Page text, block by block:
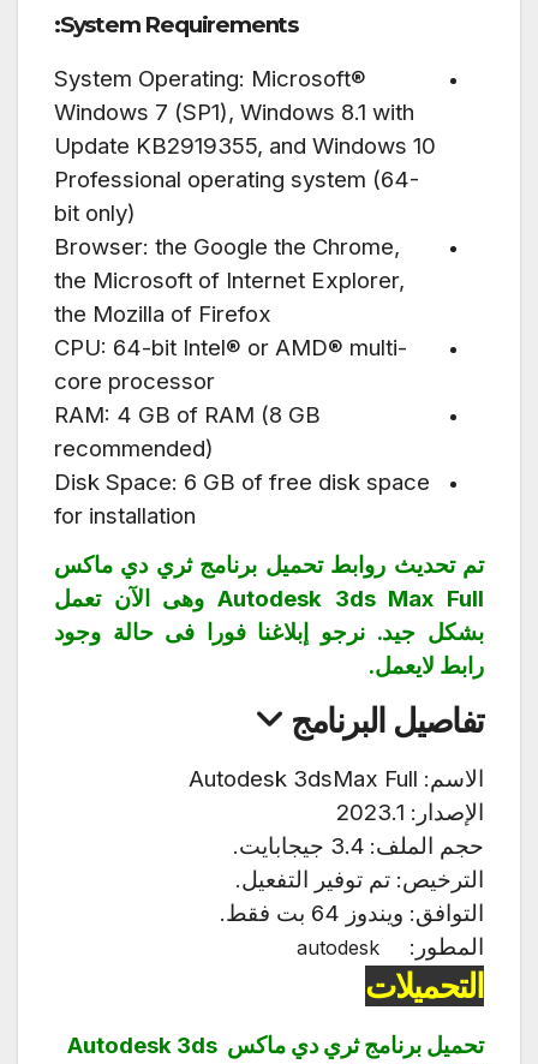
System Requirements:
System Operating: Microsoft®
Windows 7 (SP1), Windows 8.1 with
Update KB2919355, and Windows 10
Professional operating system (64-
bit only)
Browser: the Google the Chrome,
the Microsoft of Internet Explorer,
the Mozilla of Firefox
CPU: 64-bit Intel® or AMD® multi-
core processor
RAM: 4 GB of RAM (8 GB
recommended)
Disk Space: 6 GB of free disk space
for installation
تم تحديث روابط تحميل برنامج ثري دي ماكس
Autodesk 3ds Max Full وهى الآن تعمل
بشكل جيد. نرجو إبلاغنا فورا فى حالة وجود
رابط لايعمل.
تفاصيل البرنامج
الاسم: Autodesk 3dsMax Full
الإصدار: 2023.1
حجم الملف: 3.4 جيجابايت.
الترخيص: تم توفير التفعيل.
التوافق: ويندوز 64 بت فقط.
المطور:
autodesk
التحميلات
تحميل برنامج ثري دي ماكس Autodesk 3ds